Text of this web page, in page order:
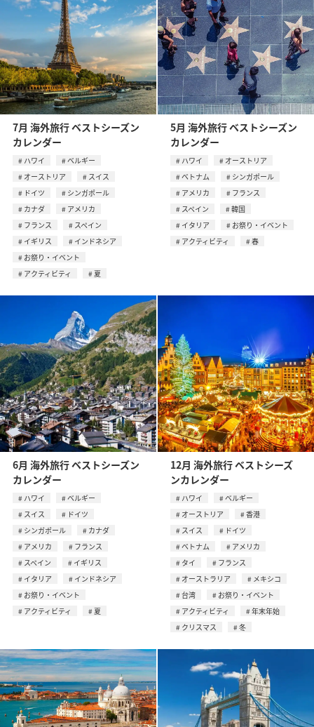
7月 海外旅行 ベストシーズン
カレンダー
ハワイ
ベルギー
オーストリア
スイス
ドイツ
シンガポール
カナダ
アメリカ
フランス
スペイン
イギリス
インドネシア
お祭り・イベント
アクティビティ
夏
5月 海外旅行 ベストシーズン
カレンダー
ハワイ
オーストリア
ベトナム
シンガポール
アメリカ
フランス
スペイン
韓国
イタリア
お祭り・イベント
アクティビティ
春
6月 海外旅行 ベストシーズン
カレンダー
ハワイ
ベルギー
スイス
ドイツ
シンガポール
カナダ
アメリカ
フランス
スペイン
イギリス
イタリア
インドネシア
お祭り・イベント
アクティビティ
夏
12月 海外旅行 ベストシーズ
ンカレンダー
ハワイ
ベルギー
オーストリア
香港
スイス
ドイツ
ベトナム
アメリカ
タイ
フランス
オーストラリア
メキシコ
台湾
お祭り・イベント
アクティビティ
年末年始
クリスマス
冬